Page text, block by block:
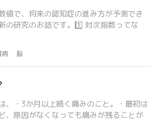
値で、将来の認知症の進み方が予測でき
の研究のお話です。1️⃣ 対次指数ってな
病 脳
、・3か月以上続く痛みのこと。・最初は
、原因がなくなっても痛みが残ることが